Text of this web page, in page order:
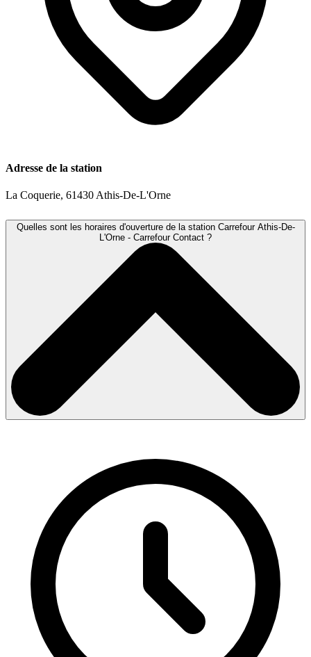
Adresse de la station
La Coquerie, 61430 Athis-De-L'Orne
Quelles sont les horaires d'ouverture de la station Carrefour Athis-De-
L'Orne - Carrefour Contact ?